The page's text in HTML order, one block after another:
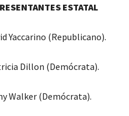
ESTATAL
(Republicano).
Dillon (Demócrata).
Walker (Demócrata).